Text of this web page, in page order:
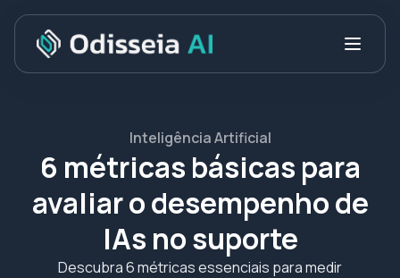
Inteligência Artificial
6 métricas básicas para
avaliar o desempenho de
IAs no suporte
Descubra 6 métricas essenciais para medir